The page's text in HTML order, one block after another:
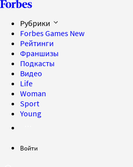
Рубрики
Forbes Games New
Рейтинги
Франшизы
Подкасты
Видео
Life
Woman
Sport
Young
Войти